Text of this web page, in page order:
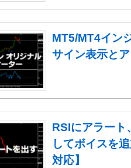
MT5/MT4イン
サイン表示と
RSIにアラート
してボイスを
対応】